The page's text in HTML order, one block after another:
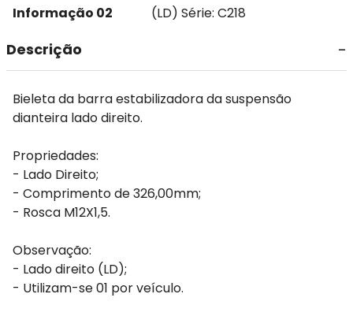
Informação 02 (LD) Série: C218
Descrição
Bieleta da barra estabilizadora da suspensão
dianteira lado direito.
Propriedades:
- Lado Direito;
- Comprimento de 326,00mm;
- Rosca M12X1,5.
Observação:
- Lado direito (LD);
- Utilizam-se 01 por veículo.